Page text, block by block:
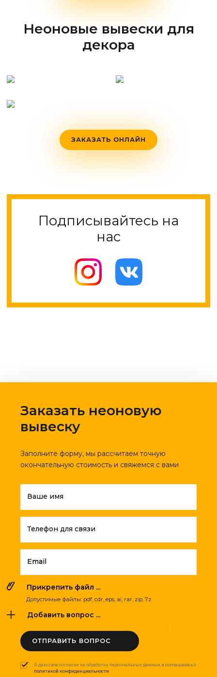
Неоновые вывески для
декора
ЗАКАЗАТЬ ОНЛАЙН
Подписывайтесь на
нас
Заказать неоновую
вывеску
Заполните форму, мы рассчитаем точную
окончательную стоимость и свяжемся с вами
Ваше имя
Телефон для связи
Email
Прикрепить файл ...
Допустимые файлы: pdf, cdr, eps, ai, rar, zip, 7z
Добавить вопрос ...
ОТПРАВИТЬ ВОПРОС
Я даю свое согласие на обработку персональных данных и соглашаюсь с
политикой конфиденциальности